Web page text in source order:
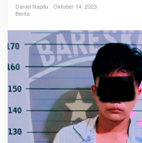
n
n
H
a
r
i
r
a
M
u
d
a
Daniel Napitu
Oktober 14, 2023
Berita